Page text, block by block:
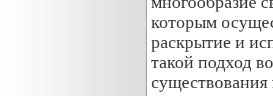
которым
раскрытие и
такой подход